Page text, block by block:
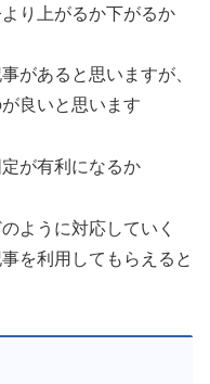
より上がるか下がるか
があると思いますが、
良いと思います
が有利になるか
ように対応していく
を利用してもらえると